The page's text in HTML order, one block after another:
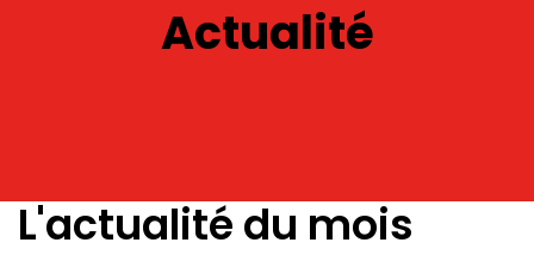
Actualité
L'actualité du mois